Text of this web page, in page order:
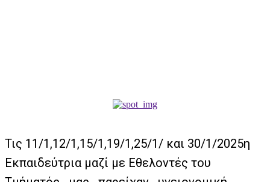
Τις 11/1,12/1,15/1,19/1,25/1/ και 30/1/2025η
Εκπαιδεύτρια μαζί με Εθελοντές του